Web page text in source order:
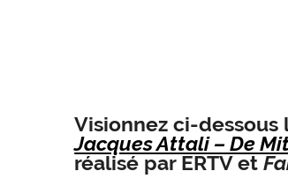
Visionnez ci-
Jacques Attali – De
réalisé par ERTV et